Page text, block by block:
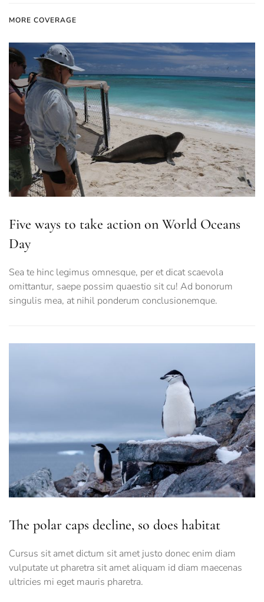
MORE COVERAGE
Five ways to take action on World Oceans
Day
Sea te hinc legimus omnesque, per et dicat scaevola
omittantur, saepe possim quaestio sit cu! Ad bonorum
singulis mea, at nihil ponderum conclusionemque.
The polar caps decline, so does habitat
Cursus sit amet dictum sit amet justo donec enim diam
vulputate ut pharetra sit amet aliquam id diam maecenas
ultricies mi eget mauris pharetra.